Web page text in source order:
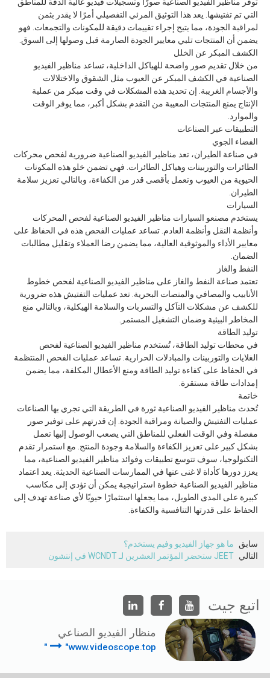
التي تم تفتيشها. يعد هذا التوثيق المرئي التفصيلي أمرًا لا يقدر بثمن
لمراقبة الجودة، مما يتيح إجراء تقييمات دقيقة للمكونات والتجمعات. فهو
يضمن أن المنتجات تلبي معايير الجودة الصارمة قبل وصولها إلى السوق.
الكشف المبكر عن الخلل
من خلال تقديم صور واضحة للهياكل الداخلية، تساعد مناظير الفيديو
الصناعية في الكشف المبكر عن العيوب مثل الشقوق والاختلالات
والأجسام الغريبة. إن تحديد هذه المشكلات في وقت مبكر من عملية
الإنتاج يمنع المنتجات المعيبة من التقدم بشكل أكبر، مما يوفر الوقت
والموارد.
التطبيقات عبر الصناعات
الفضاء الجوي
في صناعة الطيران، تعد مناظير الفيديو الصناعية ضرورية لفحص محركات
الطائرات والتوربينات وهياكل الطائرات. فهي تضمن خلو هذه المكونات
الحيوية من العيوب وتعمل بأقصى قدر من الكفاءة، وبالتالي تعزيز سلامة
الطيران.
السيارات
يستخدم مصنعو السيارات مناظير الفيديو الصناعية لفحص المحركات
وأنظمة النقل وأنظمة العادم. تساعد عمليات الفحص هذه في الحفاظ على
معايير الأداء والموثوقية العالية، مما يضمن رضا العملاء وتقليل مطالبات
الضمان.
النفط والغاز
تعتمد صناعة النفط والغاز على مناظير الفيديو الصناعية لفحص خطوط
الأنابيب والمصافي والمنصات البحرية. تعد عمليات التفتيش هذه ضرورية
للكشف عن مشكلات التآكل والتسربات والسلامة الهيكلية، وبالتالي منع
المخاطر البيئية وضمان التشغيل المستمر.
توليد الطاقة
في محطات توليد الطاقة، تُستخدم مناظير الفيديو الصناعية لفحص
الغلايات والتوربينات والمبادلات الحرارية. تساعد عمليات الفحص المنتظمة
في الحفاظ على كفاءة توليد الطاقة ومنع الأعطال المكلفة، مما يضمن
إمدادات طاقة مستقرة.
خاتمة
تُحدث مناظير الفيديو الصناعية ثورة في الطريقة التي تجري بها الصناعات
عمليات التفتيش والصيانة ومراقبة الجودة. إن قدرتهم على توفير صور
مفصلة وفي الوقت الفعلي للمناطق التي يصعب الوصول إليها تعمل
بشكل كبير على تعزيز الكفاءة والسلامة وجودة المنتج. مع استمرار تقدم
التكنولوجيا، سوف تتوسع تطبيقات وفوائد مناظير الفيديو الصناعية، مما
يعزز دورها كأداة لا غنى عنها في الممارسات الصناعية الحديثة. يعد اعتماد
مناظير الفيديو الصناعية خطوة استراتيجية يمكن أن تؤدي إلى مكاسب
كبيرة على المدى الطويل، مما يجعلها استثمارًا حيويًا لأي صناعة تهدف إلى
الحفاظ على قدرتها التنافسية والكفاءة.
سابق
ما هو جهاز الفيديو وفيم يستخدم؟
التالي JEET ستحضر المؤتمر العشرين لـ WCNDT في إنتشون
اتبع جيت
منظار الفيديو الصناعي
"www.videoscope.top"